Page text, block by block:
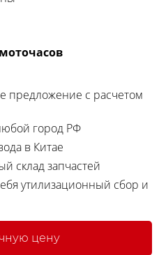
предложение с расчетом
город РФ
в Китае
склад запчастей
утилизационный сбор и
цену